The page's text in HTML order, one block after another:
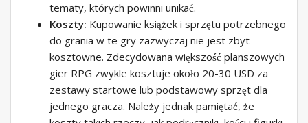
tematy, których powinni unikać.
Koszty: Kupowanie książek i sprzętu potrzebnego
do grania w te gry zazwyczaj nie jest zbyt
kosztowne. Zdecydowana większość planszowych
gier RPG zwykle kosztuje około 20-30 USD za
zestawy startowe lub podstawowy sprzęt dla
jednego gracza. Należy jednak pamiętać, że